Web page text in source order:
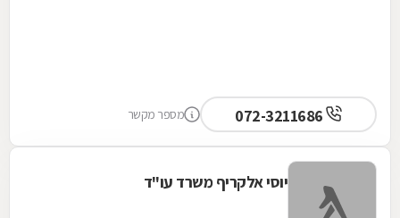
מספר מקשר
יוסי אלקריף משרד עו"ד